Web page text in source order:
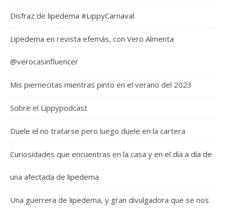
Disfraz de lipedema #LippyCarnaval
Lipedema en revista efemás, con Vero Almenta
@verocasinfluencer
Mis piernecitas mientras pinto en el verano del 2023
Sobre el Lippypodcast
Duele el no tratarse pero luego duele en la cartera
Curiosidades que encuentras en la casa y en el día a día de
una afectada de lipedema
Una guerrera de lipedema, y gran divulgadora que se nos